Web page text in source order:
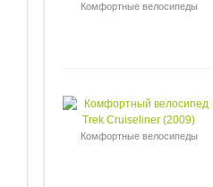
Комфортные велосипеды
Комфортные велосипеды